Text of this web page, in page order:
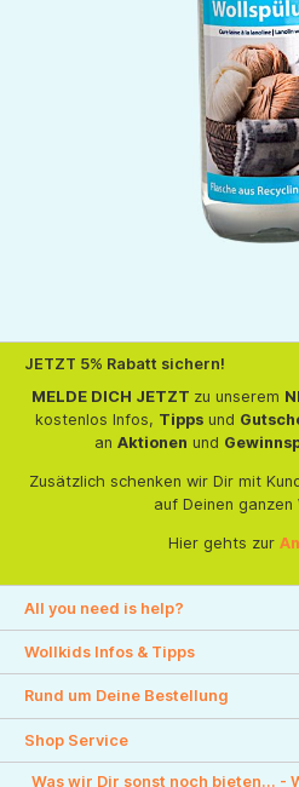
JETZT 5% Rabatt sichern!
MELDE DICH JETZT zu unserem
kostenlos Infos, Tippsund
an Aktionen und
Zusätzlich schenken wir Dir mit
auf Deinen ganzen
Hier gehts zur
All you need is help?
Wollkids Infos & Tipps
Rund um Deine Bestellung
Shop Service
Was wir Dir sonst noch bieten... -